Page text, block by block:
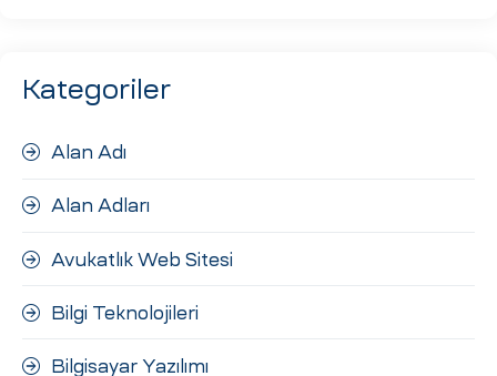
Kategoriler
Alan Adı
Alan Adları
Avukatlık Web Sitesi
Bilgi Teknolojileri
Bilgisayar Yazılımı